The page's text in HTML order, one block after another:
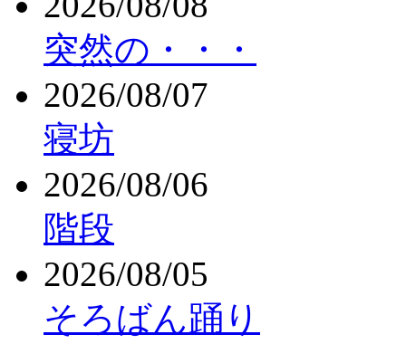
突然の・・・
2026/08/07
寝坊
2026/08/06
階段
2026/08/05
そろばん踊り